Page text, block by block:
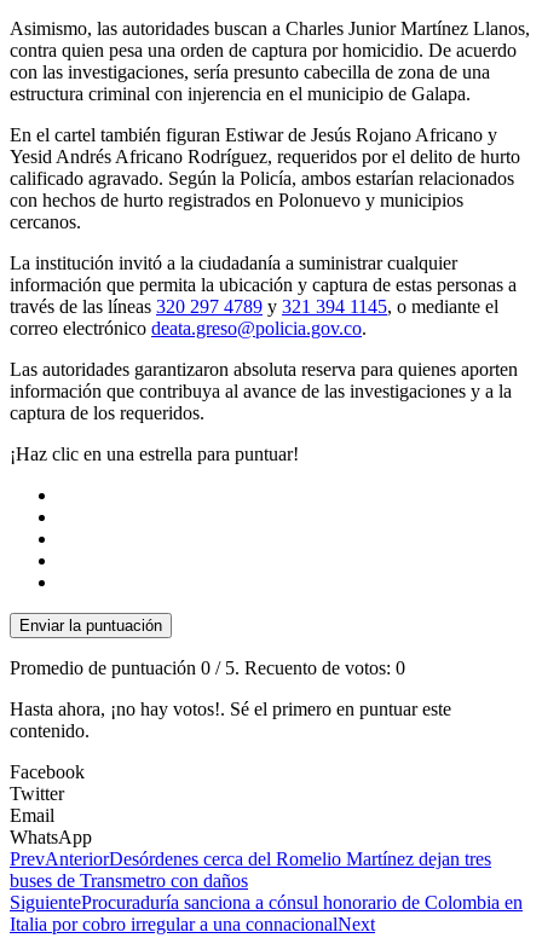
Asimismo, las autoridades buscan a Charles Junior Martínez Llanos,
contra quien pesa una orden de captura por homicidio. De acuerdo
con las investigaciones, sería presunto cabecilla de zona de una
estructura criminal con injerencia en el municipio de Galapa.
En el cartel también figuran Estiwar de Jesús Rojano Africano y
Yesid Andrés Africano Rodríguez, requeridos por el delito de hurto
calificado agravado. Según la Policía, ambos estarían relacionados
con hechos de hurto registrados en Polonuevo y municipios
cercanos.
La institución invitó a la ciudadanía a suministrar cualquier
información que permita la ubicación y captura de estas personas a
través de las líneas 320 297 4789 y 321 394 1145, o mediante el
correo electrónico deata.greso@policia.gov.co.
Las autoridades garantizaron absoluta reserva para quienes aporten
información que contribuya al avance de las investigaciones y a la
captura de los requeridos.
¡Haz clic en una estrella para puntuar!
Enviar la puntuación
Promedio de puntuación 0 / 5. Recuento de votos: 0
Hasta ahora, ¡no hay votos!. Sé el primero en puntuar este
contenido.
Facebook
Twitter
Email
WhatsApp
PrevAnteriorDesórdenes cerca del Romelio Martínez dejan tres
buses de Transmetro con daños
SiguienteProcuraduría sanciona a cónsul honorario de Colombia en
Italia por cobro irregular a una connacionalNext